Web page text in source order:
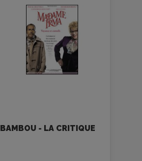
BAMBOU - LA CRITIQUE